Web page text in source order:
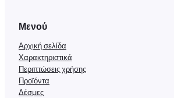
Μενού
Αρχική σελίδα
Χαρακτηριστικά
Περιπτώσεις χρήσης
Προϊόντα
Δέσμες